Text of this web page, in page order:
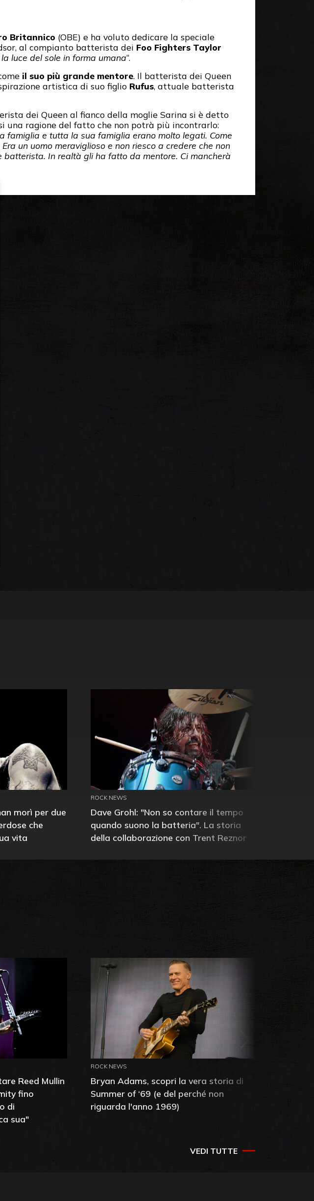
Britannico (OBE) e ha voluto dedicare la speciale
al compianto batterista dei Foo Fighters Taylor
luce del sole in forma umana“.
il suo più grande mentore. Il batterista dei Queen
artistica di suo figlio Rufus, attuale batterista
dei Queen al fianco della moglie Sarina si è detto
una ragione del fatto che non potrà più incontrarlo:
famiglia e tutta la sua famiglia erano molto legati. Come
un uomo meraviglioso e non riesco a credere che non
In realtà gli ha fatto da mentore. Ci mancherà
morì per due
che
vita
ROCK NEWS
Dave Grohl: "Non so contare il tempo
quando suono la batteria". La storia
della collaborazione con Trent Reznor
Reed Mullin
fino
di
sua"
ROCK NEWS
Bryan Adams, scopri la vera storia di
Summer of ‘69 (e del perché non
riguarda l'anno 1969)
VEDI TUTTE